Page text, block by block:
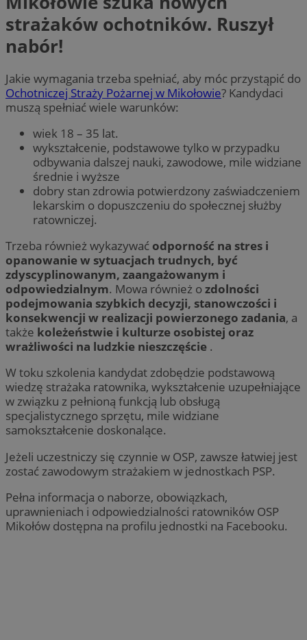
strażaków ochotników. Ruszył
nabór!
Jakie wymagania trzeba spełniać, aby móc przystąpić do
Ochotniczej Straży Pożarnej w Mikołowie? Kandydaci
muszą spełniać wiele warunków:
wiek 18 – 35 lat.
wykształcenie, podstawowe tylko w przypadku
odbywania dalszej nauki, zawodowe, mile widziane
średnie i wyższe
dobry stan zdrowia potwierdzony zaświadczeniem
lekarskim o dopuszczeniu do społecznej służby
ratowniczej.
Trzeba również wykazywać odporność na stres i
opanowanie w sytuacjach trudnych, być
zdyscyplinowanym, zaangażowanym i
odpowiedzialnym. Mowa również ozdolności
podejmowania szybkich decyzji, stanowczości i
konsekwencji w realizacji powierzonego zadania, a
także koleżeństwie i kulturze osobistej oraz
wrażliwości na ludzkie nieszczęście .
W toku szkolenia kandydat zdobędzie podstawową
wiedzę strażaka ratownika, wykształcenie uzupełniające
w związku z pełnioną funkcją lub obsługą
specjalistycznego sprzętu, mile widziane
samokształcenie doskonalące.
Jeżeli uczestniczy się czynnie w OSP, zawsze łatwiej jest
zostać zawodowym strażakiem w jednostkach PSP.
Pełna informacja o naborze, obowiązkach,
uprawnieniach i odpowiedzialności ratowników OSP
Mikołów dostępna na profilu jednostki na Facebooku.